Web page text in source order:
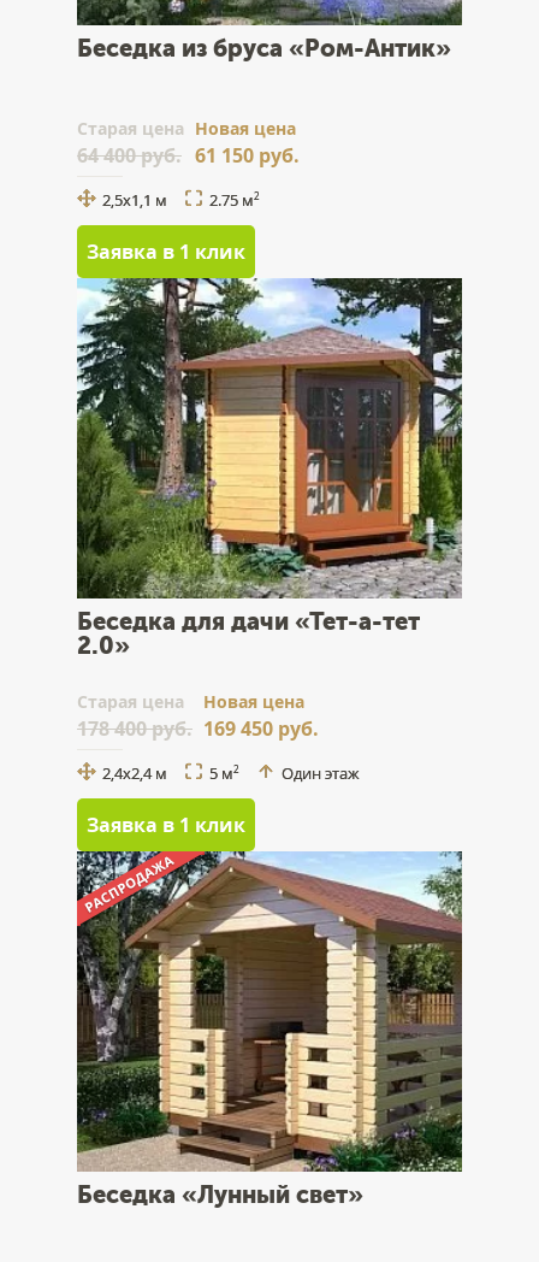
Беседка из бруса «Ром-Антик»
Cтарая цена
64 400 руб.
Новая цена
61 150 руб.
2,5х1,1 м 2.75 м2
Заявка в 1 клик
Беседка для дачи «Тет-а-тет
2.0»
Cтарая цена
178 400 руб.
Новая цена
169 450 руб.
2,4x2,4 м 5 м2 Один этаж
Заявка в 1 клик
Беседка «Лунный свет»